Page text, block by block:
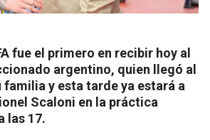
fue el primero en recibir hoy al
argentino, quien llegó al
familia y esta tarde ya estará a
Scaloni en la práctica
las 17.